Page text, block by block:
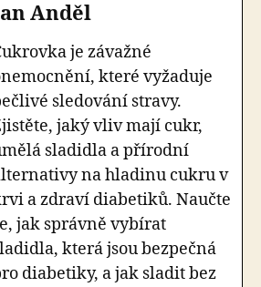
Anděl
je závažné
které vyžaduje
sledování stravy.
jaký vliv mají cukr,
sladidla a přírodní
na hladinu cukru v
a zdraví diabetiků. Naučte
jak správně vybírat
která jsou bezpečná
diabetiky, a jak sladit bez